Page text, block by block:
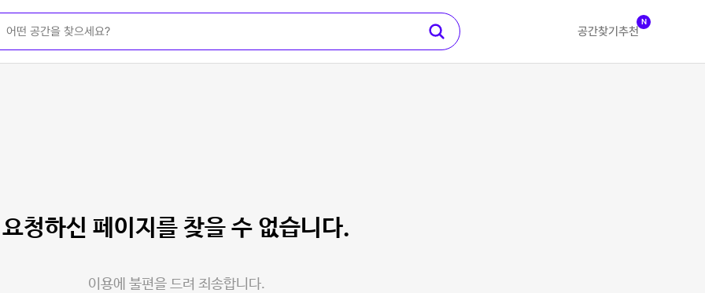
공간찾기 추천
N
요청하신 페이지를 찾을 수 없습니다.
이용에 불편을 드려 죄송합니다.